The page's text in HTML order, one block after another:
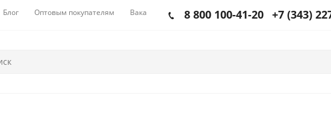
Блог Оптовым покупателям Вакансии 8 800 100-41-20 +7 (343)